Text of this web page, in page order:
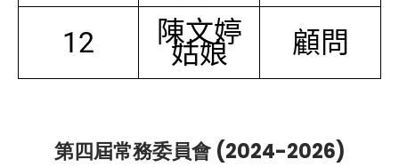
12 陳文婷
姑娘 顧問
第四屆常務委員會 (2024-2026)